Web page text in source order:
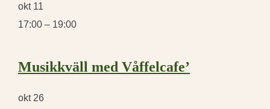
okt 11
17:00 – 19:00
Musikkväll med Våffelcafe’
okt 26